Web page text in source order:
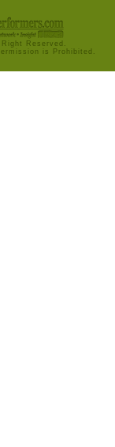
Reserved.
is Prohibited.